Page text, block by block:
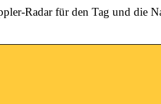
Radar für den Tag und die